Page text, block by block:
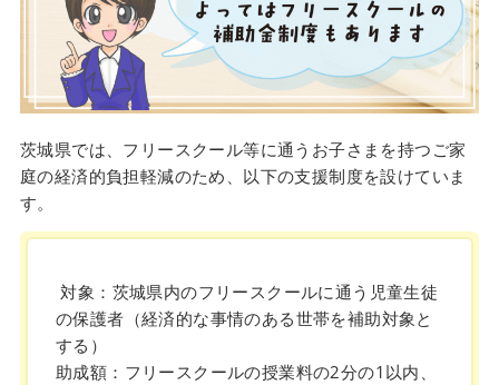
茨城県では、フリースクール等に通うお子さまを持つご家
庭の経済的負担軽減のため、以下の支援制度を設けていま
す。
対象：茨城県内のフリースクールに通う児童生徒
の保護者（経済的な事情のある世帯を補助対象と
する）
助成額：フリースクールの授業料の2分の1以内、